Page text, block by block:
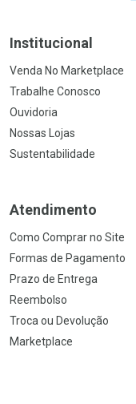
Institucional
Venda No Marketplace
Trabalhe Conosco
Ouvidoria
Nossas Lojas
Sustentabilidade
Atendimento
Como Comprar no Site
Formas de Pagamento
Prazo de Entrega
Reembolso
Troca ou Devolução
Marketplace